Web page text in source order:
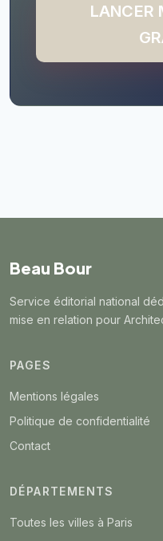
LANCER
Beau Bour
Service éditorial national
mise en relation pour
PAGES
Mentions légales
Politique de confidentialité
Contact
DÉPARTEMENTS
Toutes les villes à Paris